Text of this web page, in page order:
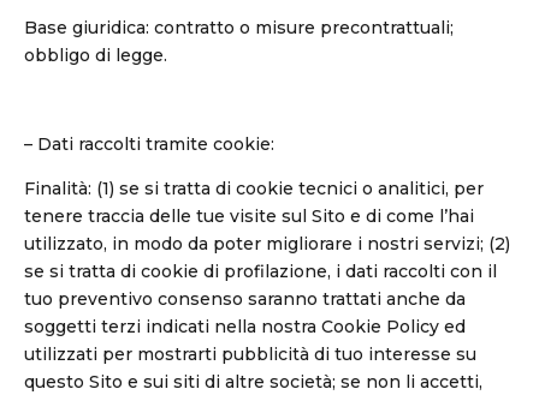
Base giuridica: contratto o misure precontrattuali;
obbligo di legge.
– Dati raccolti tramite cookie:
Finalità: (1) se si tratta di cookie tecnici o analitici, per
tenere traccia delle tue visite sul Sito e di come l’hai
utilizzato, in modo da poter migliorare i nostri servizi; (2)
se si tratta di cookie di profilazione, i dati raccolti con il
tuo preventivo consenso saranno trattati anche da
soggetti terzi indicati nella nostra Cookie Policy ed
utilizzati per mostrarti pubblicità di tuo interesse su
questo Sito e sui siti di altre società; se non li accetti,